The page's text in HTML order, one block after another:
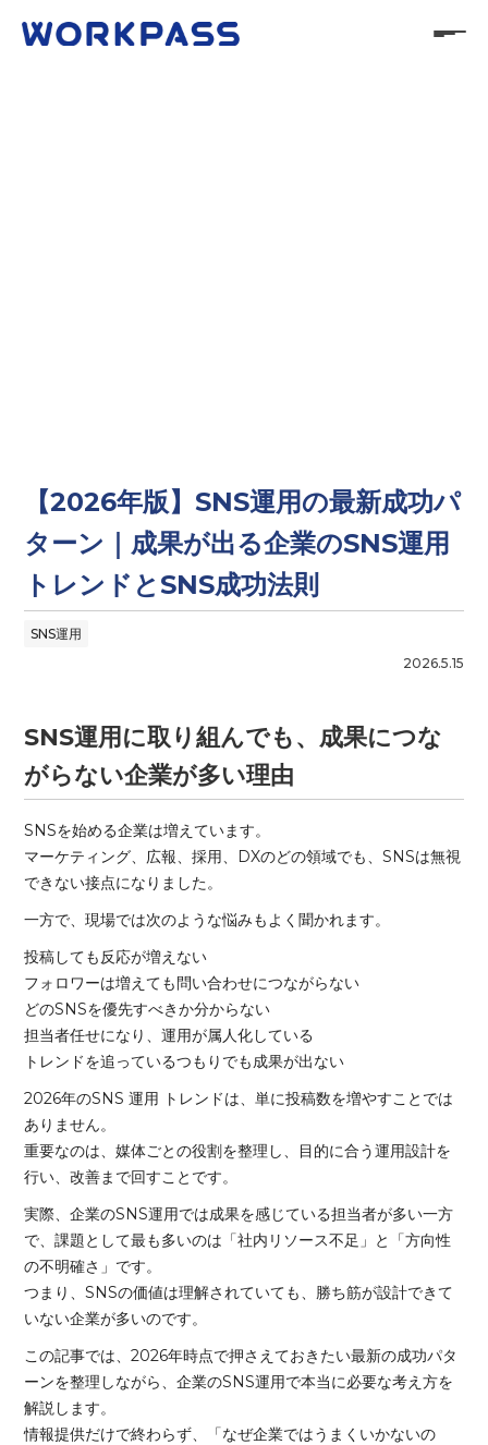
【2026年版】SNS運用の最新成功パ
ターン｜成果が出る企業のSNS運用
トレンドとSNS成功法則
SNS運用
2026.5.15
SNS運用に取り組んでも、成果につな
がらない企業が多い理由
SNSを始める企業は増えています。
マーケティング、広報、採用、DXのどの領域でも、SNSは無視
できない接点になりました。
一方で、現場では次のような悩みもよく聞かれます。
投稿しても反応が増えない
フォロワーは増えても問い合わせにつながらない
どのSNSを優先すべきか分からない
担当者任せになり、運用が属人化している
トレンドを追っているつもりでも成果が出ない
2026年のSNS 運用 トレンドは、単に投稿数を増やすことでは
ありません。
重要なのは、媒体ごとの役割を整理し、目的に合う運用設計を
行い、改善まで回すことです。
実際、企業のSNS運用では成果を感じている担当者が多い一方
で、課題として最も多いのは「社内リソース不足」と「方向性
の不明確さ」です。
つまり、SNSの価値は理解されていても、勝ち筋が設計できて
いない企業が多いのです。
この記事では、2026年時点で押さえておきたい最新の成功パタ
ーンを整理しながら、企業のSNS運用で本当に必要な考え方を
解説します。
情報提供だけで終わらず、「なぜ企業ではうまくいかないの